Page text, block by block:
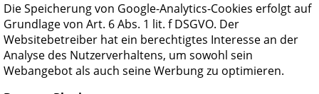
Die Speicherung von Google-Analytics-Cookies erfolgt auf
Grundlage von Art. 6 Abs. 1 lit. f DSGVO. Der
Websitebetreiber hat ein berechtigtes Interesse an der
Analyse des Nutzerverhaltens, um sowohl sein
Webangebot als auch seine Werbung zu optimieren.